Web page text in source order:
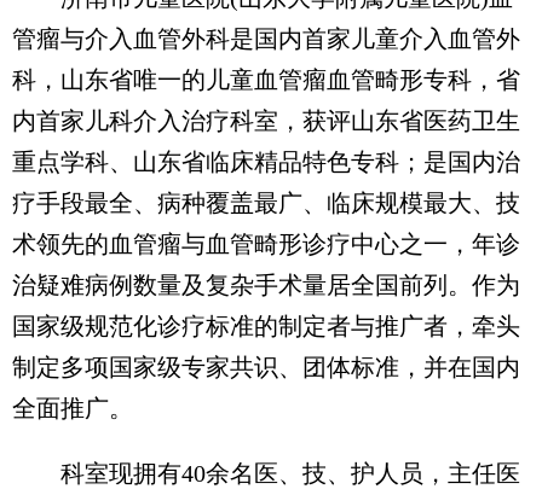
管瘤与介入血管外科是国内首家儿童介入血管外
科，山东省唯一的儿童血管瘤血管畸形专科，省
内首家儿科介入治疗科室，获评山东省医药卫生
重点学科、山东省临床精品特色专科；是国内治
疗手段最全、病种覆盖最广、临床规模最大、技
术领先的血管瘤与血管畸形诊疗中心之一，年诊
治疑难病例数量及复杂手术量居全国前列。作为
国家级规范化诊疗标准的制定者与推广者，牵头
制定多项国家级专家共识、团体标准，并在国内
全面推广。
科室现拥有40余名医、技、护人员，主任医